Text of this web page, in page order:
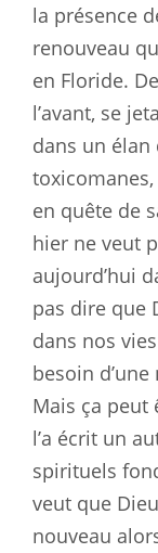
la présence
renouveau
en Floride.
l’avant, se
dans un élan
en quête de
hier ne veut
aujourd’hui
pas dire que
dans nos
besoin
Mais ça peut
l’a écrit un
spirituels
veut que
nouveau